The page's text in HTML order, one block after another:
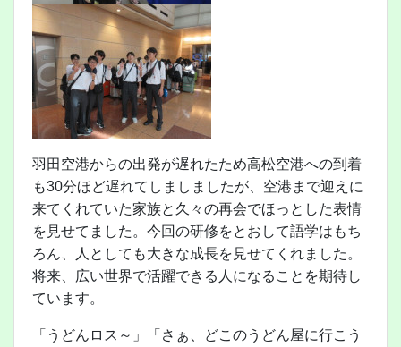
羽田空港からの出発が遅れたため高松空港への到着
も30分ほど遅れてしましましたが、空港まで迎えに
来てくれていた家族と久々の再会でほっとした表情
を見せてました。今回の研修をとおして語学はもち
ろん、人としても大きな成長を見せてくれました。
将来、広い世界で活躍できる人になることを期待し
ています。
「うどんロス～」「さぁ、どこのうどん屋に行こう